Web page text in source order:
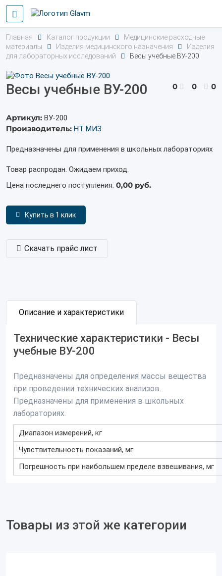
Главная Каталог продукции
Медицинские расходные
материалы
Изделия медицинского назначения
Изделия
для лабораторных исследований
Весы учебные ВУ-200
Весы учебные ВУ-200 0 0 0
Артикул: ВУ-200
Производитель: НТ МИЗ
Предназначены для применения в школьных лабораториях
Товар распродан. Ожидаем приход.
Цена последнего поступления: 0,00 руб.
Купить в 1 клик
Скачать прайс лист
Описание и характеристики
Технические характеристики - Весы
учебные ВУ-200
Предназначены для определения массы вещества
при проведении технических анализов.
Предназначены для применения в школьных
лабораториях.
Диапазон измерений, кг
Чувствительность показаний, мг
Погрешность при наибольшем пределе взвешивания, мг
Товары из этой же категории